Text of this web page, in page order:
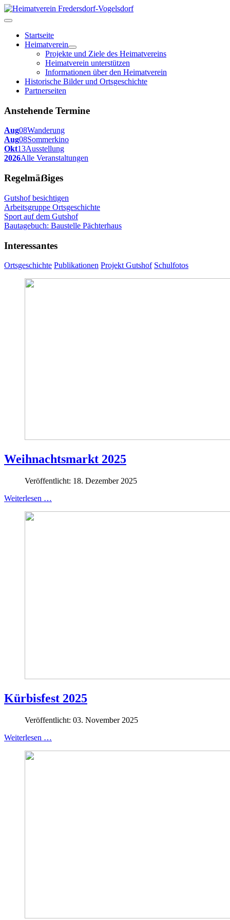
Startseite
Heimatverein
Projekte und Ziele des Heimatvereins
Heimatverein unterstützen
Informationen über den Heimatverein
Historische Bilder und Ortsgeschichte
Partnerseiten
Anstehende Termine
Aug08Wanderung
Aug08Sommerkino
Okt13Ausstellung
2026Alle Veranstaltungen
Regelmäẞiges
Gutshof besichtigen
Arbeitsgruppe Ortsgeschichte
Sport auf dem Gutshof
Bautagebuch: Baustelle Pächterhaus
Interessantes
Ortsgeschichte Publikationen Projekt Gutshof Schulfotos
Weihnachtsmarkt 2025
Veröffentlicht: 18. Dezember 2025
Weiterlesen …
Kürbisfest 2025
Veröffentlicht: 03. November 2025
Weiterlesen …